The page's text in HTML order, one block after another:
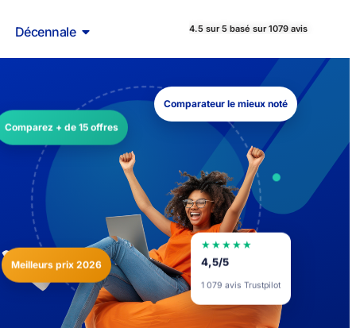
Décennale 4.5 sur 5 basé sur 1079 avis
Comparez + de 15 offres
Meilleurs prix 2026
Comparateur le mieux noté
★★★★★
4,5/5
1 079 avis Trustpilot